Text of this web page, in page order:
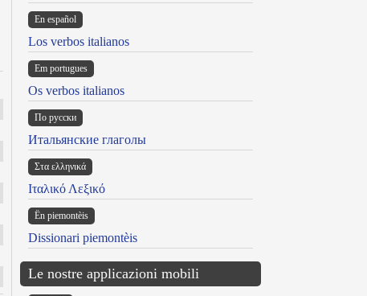
En español
Los verbos italianos
Em portugues
Os verbos italianos
По русски
Итальянские глаголы
Στα ελληνικά
Ιταλικό Λεξικό
Ën piemontèis
Dissionari piemontèis
Le nostre applicazioni mobili